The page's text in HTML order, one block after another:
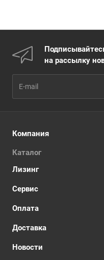
на рассылку
Компания
Каталог
Лизинг
Сервис
Оплата
Доставка
Новости